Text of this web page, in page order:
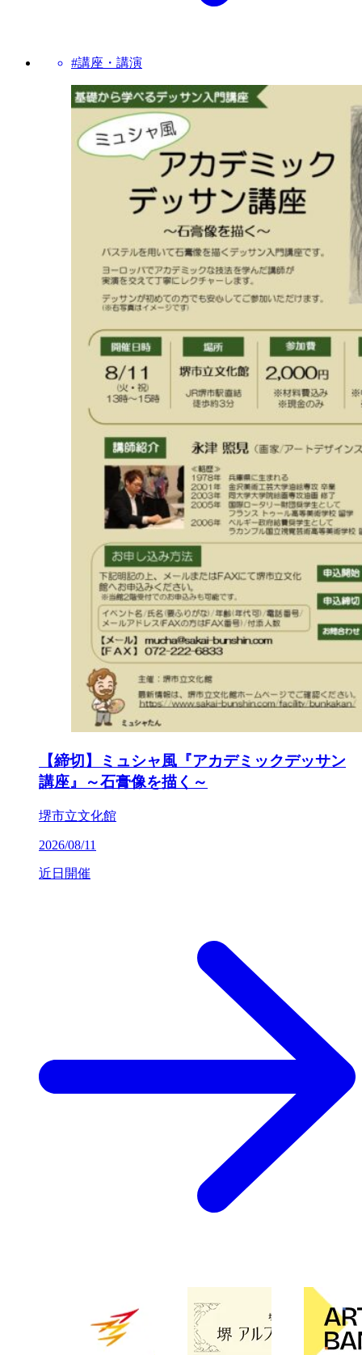
#講座・講演
【締切】ミュシャ風『アカデミックデッサン
講座』～石膏像を描く～
堺市立文化館
2026/08/11
近日開催